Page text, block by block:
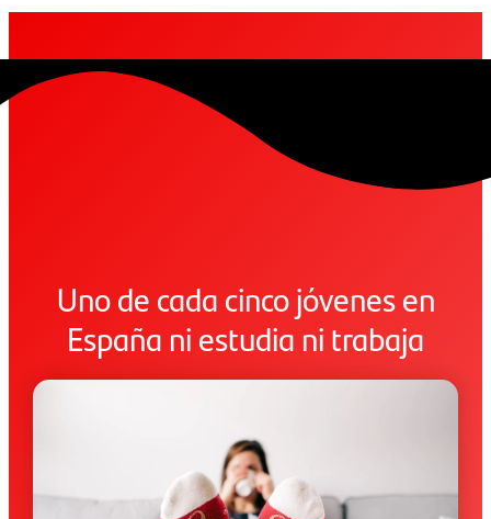
Uno de cada cinco jóvenes en
España ni estudia ni trabaja